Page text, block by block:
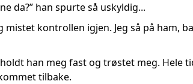
da?” han spurte så uskyldig...
mistet kontrollen igjen. Jeg så på ham,
han meg fast og trøstet meg. Hele
tilbake.